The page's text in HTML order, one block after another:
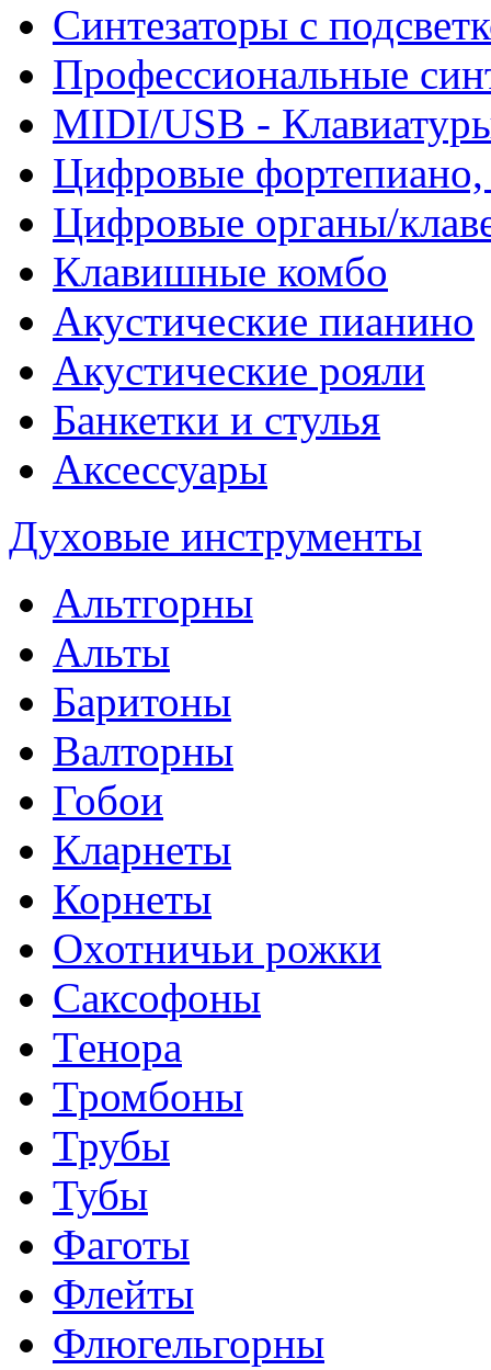
Синтезаторы с
Профессиональные
MIDI/USB -
Цифровые
Цифровые органы/
Клавишные комбо
Акустические пианино
Акустические рояли
Банкетки и стулья
Аксессуары
Духовые инструменты
Альтгорны
Альты
Баритоны
Валторны
Гобои
Кларнеты
Корнеты
Охотничьи рожки
Саксофоны
Тенора
Тромбоны
Трубы
Тубы
Фаготы
Флейты
Флюгельгорны